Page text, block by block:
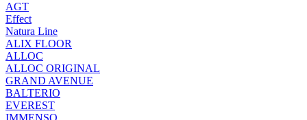
AGT
Effect
Natura Line
ALIX FLOOR
ALLOC
ALLOC ORIGINAL
GRAND AVENUE
BALTERIO
EVEREST
IMMENSO